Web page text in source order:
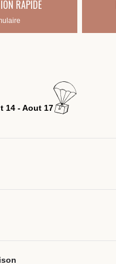
RAPIDE
14 - Aout 17